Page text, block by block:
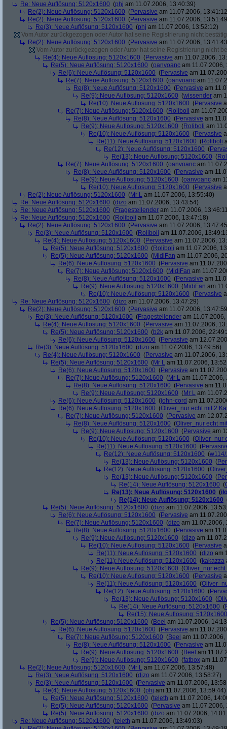
Re: Neue Auflösung: 5120x1600 (phj am 11.07.2006, 13:40:39)
Re(2): Neue Auflösung: 5120x1600 (Pervasive am 11.07.2006,
Re(2): Neue Auflösung: 5120x1600 (Pervasive am 11.07.2006,
Re(3): Neue Auflösung: 5120x1600 (phj am 11.07.2006, 13:52:12)
Vom Autor zurückgezogen oder Autor hat seine Registrierung nicht
Re(2): Neue Auflösung: 5120x1600 (Pervasive am 11.07.2006,
Vom Autor zurückgezogen oder Autor hat seine Registrierung nicht
Re(4): Neue Auflösung: 5120x1600 (Pervasive am 11.07.2006,
Re(5): Neue Auflösung: 5120x1600 (oanvoanc am 11.07.2006,
Re(6): Neue Auflösung: 5120x1600 (Pervasive am
Re(7): Neue Auflösung: 5120x1600 (oanvoanc am
Re(8): Neue Auflösung: 5120x1600 (Pervasive am
Re(9): Neue Auflösung: 5120x1600 (wissender am
Re(10): Neue Auflösung: 5120x1600 (Pervasive
Re(7): Neue Auflösung: 5120x1600 (Roliboli am
Re(8): Neue Auflösung: 5120x1600 (Pervasive am
Re(9): Neue Auflösung: 5120x1600 (Roliboli am
Re(10): Neue Auflösung: 5120x1600 (Pervasive
Re(11): Neue Auflösung: 5120x1600 (Roliboli
Re(12): Neue Auflösung: 5120x1600 (
Re(13): Neue Auflösung: 5120x1600 (
Re(7): Neue Auflösung: 5120x1600 (oanvoanc am
Re(8): Neue Auflösung: 5120x1600 (Pervasive am
Re(9): Neue Auflösung: 5120x1600 (oanvoanc am
Re(10): Neue Auflösung: 5120x1600 (Pervasive
Re(2): Neue Auflösung: 5120x1600 (Mr L am 11.07.2006, 13:55:40)
Re: Neue Auflösung: 5120x1600 (dizo am 11.07.2006, 13:43:54)
Re: Neue Auflösung: 5120x1600 (Fragestellender am 11.07.2006,
Re: Neue Auflösung: 5120x1600 (Roliboli am 11.07.2006, 13:47:18)
Re(2): Neue Auflösung: 5120x1600 (Pervasive am 11.07.2006,
Re(3): Neue Auflösung: 5120x1600 (Roliboli am 11.07.2006,
Re(4): Neue Auflösung: 5120x1600 (Pervasive am 11.07.2006,
Re(5): Neue Auflösung: 5120x1600 (Roliboli am 11.07.2006,
Re(5): Neue Auflösung: 5120x1600 (MidiFan am 11.07.2006,
Re(6): Neue Auflösung: 5120x1600 (Pervasive am
Re(7): Neue Auflösung: 5120x1600 (MidiFan am
Re(8): Neue Auflösung: 5120x1600 (Pervasive am
Re(9): Neue Auflösung: 5120x1600 (MidiFan am
Re(10): Neue Auflösung: 5120x1600 (Pervasive
Re: Neue Auflösung: 5120x1600 (dizo am 11.07.2006, 13:47:29)
Re(2): Neue Auflösung: 5120x1600 (Pervasive am 11.07.2006,
Re(3): Neue Auflösung: 5120x1600 (Fragestellender am
Re(4): Neue Auflösung: 5120x1600 (Pervasive am 11.07.2006,
Re(5): Neue Auflösung: 5120x1600 (b2k am 11.07.2006,
Re(6): Neue Auflösung: 5120x1600 (Pervasive am
Re(3): Neue Auflösung: 5120x1600 (dizo am 11.07.2006, 13:49:56)
Re(4): Neue Auflösung: 5120x1600 (Pervasive am 11.07.2006,
Re(5): Neue Auflösung: 5120x1600 (Mr L am 11.07.2006,
Re(6): Neue Auflösung: 5120x1600 (Pervasive am
Re(7): Neue Auflösung: 5120x1600 (Mr L am 11.07.2006,
Re(8): Neue Auflösung: 5120x1600 (Pervasive am
Re(9): Neue Auflösung: 5120x1600 (Mr L am
Re(6): Neue Auflösung: 5120x1600 (john-cord am
Re(6): Neue Auflösung: 5120x1600 (Oliver_nur echt mit 2
Re(7): Neue Auflösung: 5120x1600 (Pervasive am
Re(8): Neue Auflösung: 5120x1600 (Oliver_nur echt
Re(9): Neue Auflösung: 5120x1600 (Pervasive am
Re(10): Neue Auflösung: 5120x1600 (Oliver_nur
Re(11): Neue Auflösung: 5120x1600 (
Re(12): Neue Auflösung: 5120x1600 (
Re(13): Neue Auflösung: 5120x1600 (
Re(12): Neue Auflösung: 5120x1600 (
Re(13): Neue Auflösung: 5120x1600 (
Re(14): Neue Auflösung: 5120x1600 (
Re(13): Neue Auflösung: 5120x1600 (
Re(14): Neue Auflösung: 5120x1600
Re(5): Neue Auflösung: 5120x1600 (dizo am 11.07.2006,
Re(6): Neue Auflösung: 5120x1600 (Pervasive am
Re(7): Neue Auflösung: 5120x1600 (dizo am 11.07.2006,
Re(8): Neue Auflösung: 5120x1600 (Pervasive am
Re(9): Neue Auflösung: 5120x1600 (dizo am
Re(10): Neue Auflösung: 5120x1600 (Pervasive
Re(11): Neue Auflösung: 5120x1600 (dizo am
Re(11): Neue Auflösung: 5120x1600 (kakazza
Re(9): Neue Auflösung: 5120x1600 (Oliver_nur
Re(10): Neue Auflösung: 5120x1600 (Pervasive
Re(11): Neue Auflösung: 5120x1600 (
Re(12): Neue Auflösung: 5120x1600 (
Re(13): Neue Auflösung: 5120x1600 (
Re(14): Neue Auflösung: 5120x1600 (
Re(15): Neue Auflösung: 5120x1600
Re(5): Neue Auflösung: 5120x1600 (Beel am 11.07.2006,
Re(6): Neue Auflösung: 5120x1600 (Pervasive am
Re(7): Neue Auflösung: 5120x1600 (Beel am 11.07.2006,
Re(8): Neue Auflösung: 5120x1600 (Pervasive am
Re(9): Neue Auflösung: 5120x1600 (Beel am
Re(9): Neue Auflösung: 5120x1600 (fatbox am
Re(2): Neue Auflösung: 5120x1600 (Mr L am 11.07.2006, 13:57:48)
Re(3): Neue Auflösung: 5120x1600 (dizo am 11.07.2006, 13:58:27)
Re(3): Neue Auflösung: 5120x1600 (Pervasive am 11.07.2006,
Re(4): Neue Auflösung: 5120x1600 (phj am 11.07.2006, 13:59:44)
Re(5): Neue Auflösung: 5120x1600 (teleth am 11.07.2006,
Re(5): Neue Auflösung: 5120x1600 (Pervasive am 11.07.2006,
Re(5): Neue Auflösung: 5120x1600 (dizo am 11.07.2006,
Re: Neue Auflösung: 5120x1600 (teleth am 11.07.2006, 13:49:03)